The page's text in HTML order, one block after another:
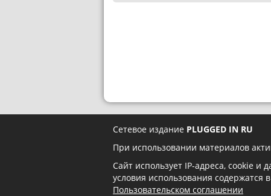
Сетевое издание PLUGGED IN RU
При использовании материалов
Сайт использует IP-адреса, cookie и
условия использования содержатся в
Пользовательском соглашении